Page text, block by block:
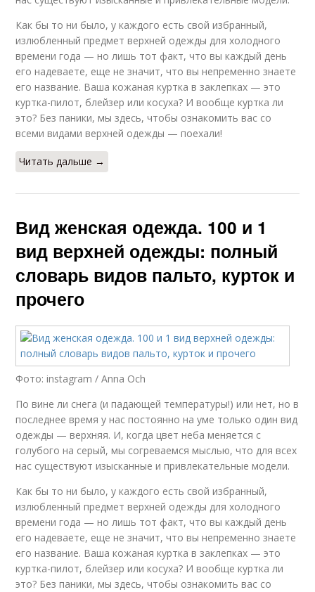
Как бы то ни было, у каждого есть свой избранный,
излюбленный предмет верхней одежды для холодного
времени года — но лишь тот факт, что вы каждый день
его надеваете, еще не значит, что вы непременно знаете
его название. Ваша кожаная куртка в заклепках — это
куртка-пилот, блейзер или косуха? И вообще куртка ли
это? Без паники, мы здесь, чтобы ознакомить вас со
всеми видами верхней одежды — поехали!
Читать дальше →
Вид женская одежда. 100 и 1
вид верхней одежды: полный
словарь видов пальто, курток и
прочего
Фото: instagram / Anna Och
По вине ли снега (и падающей температуры!) или нет, но в
последнее время у нас постоянно на уме только один вид
одежды — верхняя. И, когда цвет неба меняется с
голубого на серый, мы согреваемся мыслью, что для всех
нас существуют изысканные и привлекательные модели.
Как бы то ни было, у каждого есть свой избранный,
излюбленный предмет верхней одежды для холодного
времени года — но лишь тот факт, что вы каждый день
его надеваете, еще не значит, что вы непременно знаете
его название. Ваша кожаная куртка в заклепках — это
куртка-пилот, блейзер или косуха? И вообще куртка ли
это? Без паники, мы здесь, чтобы ознакомить вас со